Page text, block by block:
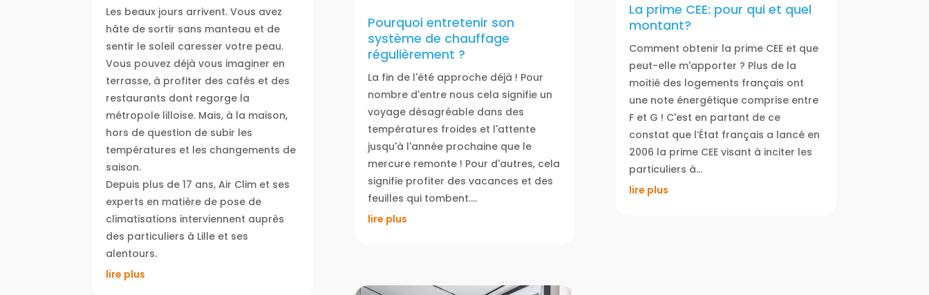
Les beaux jours arrivent. Vous avez
hâte de sortir sans manteau et de
sentir le soleil caresser votre peau.
Vous pouvez déjà vous imaginer en
terrasse, à profiter des cafés et des
restaurants dont regorge la
métropole lilloise. Mais, à la maison,
hors de question de subir les
températures et les changements de
saison.
Depuis plus de 17 ans, Air Clim et ses
experts en matière de pose de
climatisations interviennent auprès
des particuliers à Lille et ses
alentours.
lire plus
Pourquoi entretenir son
système de chauffage
régulièrement ?
La fin de l'été approche déjà ! Pour
nombre d'entre nous cela signifie un
voyage désagréable dans des
températures froides et l'attente
jusqu'à l'année prochaine que le
mercure remonte ! Pour d'autres, cela
signifie profiter des vacances et des
feuilles qui tombent....
lire plus
La prime CEE: pour qui et quel
montant?
Comment obtenir la prime CEE et que
peut-elle m'apporter ? Plus de la
moitié des logements français ont
une note énergétique comprise entre
F et G ! C'est en partant de ce
constat que l’État français a lancé en
2006 la prime CEE visant à inciter les
particuliers à...
lire plus